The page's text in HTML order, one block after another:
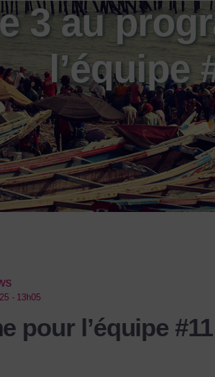
3 au
l’équipe
- 13h05
pour l’équipe #11